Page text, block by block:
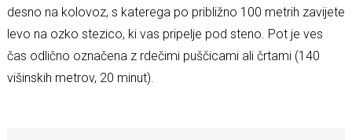
desno na kolovoz, s katerega po približno 100 metrih zavijete
levo na ozko stezico, ki vas pripelje pod steno. Pot je ves
čas odlično označena z rdečimi puščicami ali črtami (140
višinskih metrov, 20 minut).